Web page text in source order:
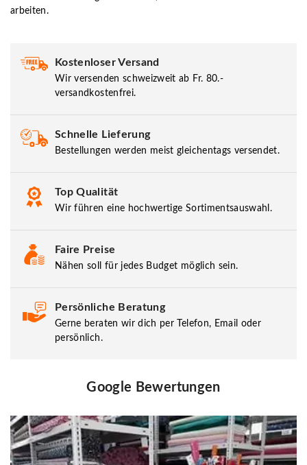
arbeiten.
Kostenloser Versand
Wir versenden schweizweit ab Fr. 80.-
versandkostenfrei.
Schnelle Lieferung
Bestellungen werden meist gleichentags versendet.
Top Qualität
Wir führen eine hochwertige Sortimentsauswahl.
Faire Preise
Nähen soll für jedes Budget möglich sein.
Persönliche Beratung
Gerne beraten wir dich per Telefon, Email oder
persönlich.
Google Bewertungen